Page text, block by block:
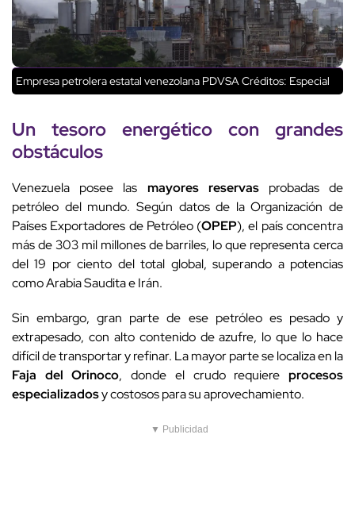
Empresa petrolera estatal venezolana PDVSACréditos: Especial
Un tesoro energético con grandes
obstáculos
Venezuela posee las mayores reservasprobadas de
petróleo del mundo. Según datos de la Organización de
Países Exportadores de Petróleo (OPEP), el país concentra
más de 303 mil millones de barriles, lo que representa cerca
del 19 por ciento del total global, superando a potencias
como Arabia Saudita e Irán.
Sin embargo, gran parte de ese petróleo es pesado y
extrapesado, con alto contenido de azufre, lo que lo hace
difícil de transportar y refinar. La mayor parte se localiza en la
Faja del Orinoco, donde el crudo requiereprocesos
especializadosy costosos para su aprovechamiento.
▼ Publicidad